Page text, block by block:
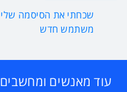
שכחתי את הסיסמה שלי
משתמש חדש
עוד מאנשים ומחשבים